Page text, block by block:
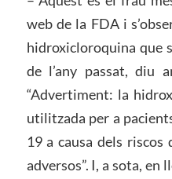
web de la FDA i
hidroxicloroquina que
de l’any passat, diu
“Advertiment: la
utilitzada per a
19 a causa dels riscos
adversos”. I, a sota, en